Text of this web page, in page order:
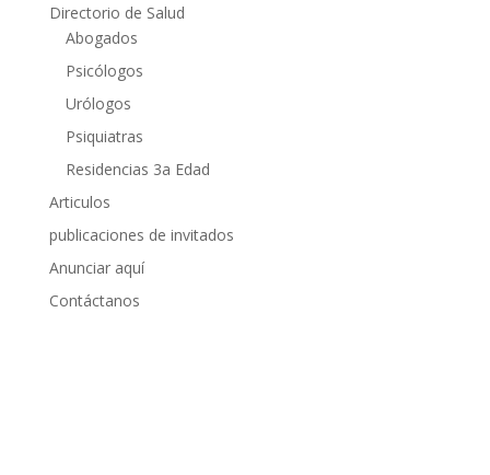
Directorio de Salud
Abogados
Psicólogos
Urólogos
Psiquiatras
Residencias 3a Edad
Articulos
publicaciones de invitados
Anunciar aquí
Contáctanos